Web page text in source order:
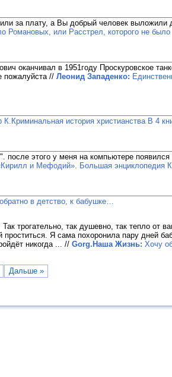
за плату, а Вы добрый человек
Романовых, или Расстрел, которого не было
оканчивал в 1951году Проскуровское
пожалуйста // Леонид Западенко:
К.Криминальная история христианства В 4
этого у меня на компьютере появился
и Мефодий». Большая энциклопедия
в детство, к бабушке…
трогательно, так душевно, так тепло от
Я сама похоронила пару дней
никогда ... // Gorg.Наша Жизнь: Хочу
Дальше »